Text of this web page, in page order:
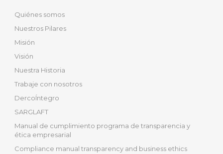
Quiénes somos
Nuestros Pilares
Misión
Visión
Nuestra Historia
Trabaje con nosotros
DercoÍntegro
SARGLAFT
Manual de cumplimiento programa de transparencia y
ética empresarial
Compliance manual transparency and business ethics